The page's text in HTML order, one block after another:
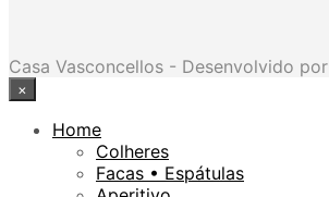
Casa Vasconcellos - Desenvolvido por
×
Home
Colheres
Facas • Espátulas